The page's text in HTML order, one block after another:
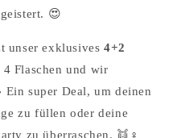
😍
unser exklusives4+2
Flaschen und wir
super Deal, um deinen
zu füllen oder deine
zu überraschen. 👯♀️